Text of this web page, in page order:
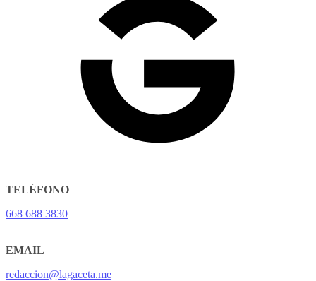
TELÉFONO
668 688 3830
EMAIL
redaccion@lagaceta.me